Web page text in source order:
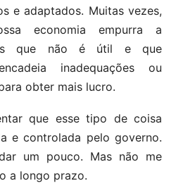
e adaptados. Muitas vezes,
economia empurra a
que não é útil e que
inadequações ou
obter mais lucro.
que esse tipo de coisa
e controlada pelo governo.
um pouco. Mas não me
a longo prazo.